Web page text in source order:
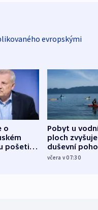
evropskými
o
pošetilé,
Pobyt u
ploch zvyšuje
duševní
ukázala
včera v 07:30